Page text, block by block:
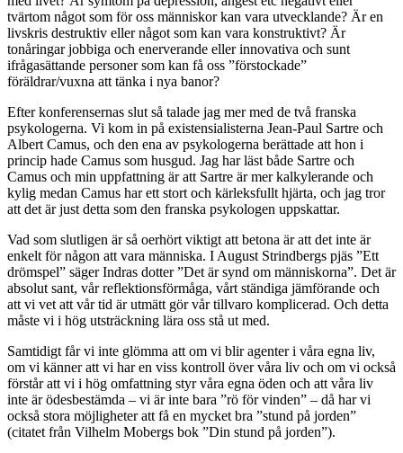
tvärtom något som för oss människor kan vara utvecklande? Är en
livskris destruktiv eller något som kan vara konstruktivt? Är
tonåringar jobbiga och enerverande eller innovativa och sunt
ifrågasättande personer som kan få oss ”förstockade”
föräldrar/vuxna att tänka i nya banor?
Efter konferensernas slut så talade jag mer med de två franska
psykologerna. Vi kom in på existensialisterna Jean-Paul Sartre och
Albert Camus, och den ena av psykologerna berättade att hon i
princip hade Camus som husgud. Jag har läst både Sartre och
Camus och min uppfattning är att Sartre är mer kalkylerande och
kylig medan Camus har ett stort och kärleksfullt hjärta, och jag tror
att det är just detta som den franska psykologen uppskattar.
Vad som slutligen är så oerhört viktigt att betona är att det inte är
enkelt för någon att vara människa. I August Strindbergs pjäs ”Ett
drömspel” säger Indras dotter ”Det är synd om människorna”. Det är
absolut sant, vår reflektionsförmåga, vårt ständiga jämförande och
att vi vet att vår tid är utmätt gör vår tillvaro komplicerad. Och detta
måste vi i hög utsträckning lära oss stå ut med.
Samtidigt får vi inte glömma att om vi blir agenter i våra egna liv,
om vi känner att vi har en viss kontroll över våra liv och om vi också
förstår att vi i hög omfattning styr våra egna öden och att våra liv
inte är ödesbestämda – vi är inte bara ”rö för vinden” – då har vi
också stora möjligheter att få en mycket bra ”stund på jorden”
(citatet från Vilhelm Mobergs bok ”Din stund på jorden”).